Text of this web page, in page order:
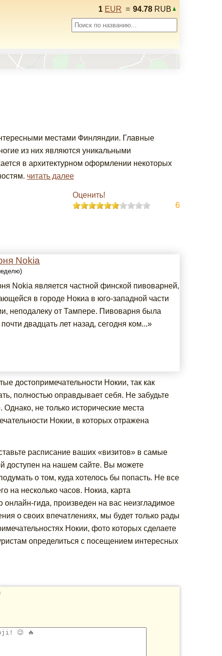
1 EUR = 94.78 RUB
местами Финляндии. Главные
из них являются уникальными
в архитектурном оформлении некоторых
читать далее
Оценить!
6
Nokia
Nokia является частной финской пивоварней,
в городе Нокиа в юго-западной части
неподалеку от Тампере. Пивоварня была
двадцать лет назад, сегодня ком...»
достопримечательности Нокии, так как
полностью оправдывает себя. Не забудьте
не только исторические места
Нокии, в которых отражена
расписание ваших «визитов» в самые
доступен на нашем сайте. Вы можете
о том, куда хотелось бы попасть. Не все
на несколько часов. Нокиа, карта
онлайн-гида, произведен на вас неизгладимое
о своих впечатлениях, мы будет только рады
Нокии, фото которых сделаете
определиться с посещением интересных